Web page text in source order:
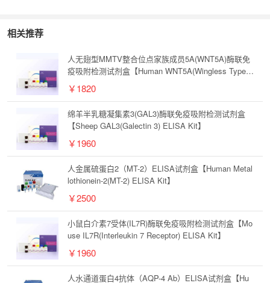
相关推荐
人无翅型MMTV整合位点家族成员5A(WNT5A)酶联免
疫吸附检测试剂盒【Human WNT5A(Wingless Type
it】
￥1820
绵羊半乳糖凝集素3(GAL3)酶联免疫吸附检测试剂盒
【Sheep GAL3(Galectin 3) ELISA Kit】
￥1960
人金属硫蛋白2（MT-2）ELISA试剂盒【Human Metal
lothionein-2(MT-2) ELISA Kit】
￥2500
小鼠白介素7受体(IL7R)酶联免疫吸附检测试剂盒【Mo
use IL7R(Interleukin 7 Receptor) ELISA Kit】
￥1960
人水通道蛋白4抗体（AQP-4 Ab）ELISA试剂盒【Hu